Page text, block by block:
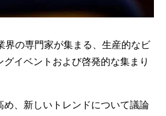
界の専門家が集まる、生産的なビ
グイベントおよび啓発的な集まり
め、新しいトレンドについて議論